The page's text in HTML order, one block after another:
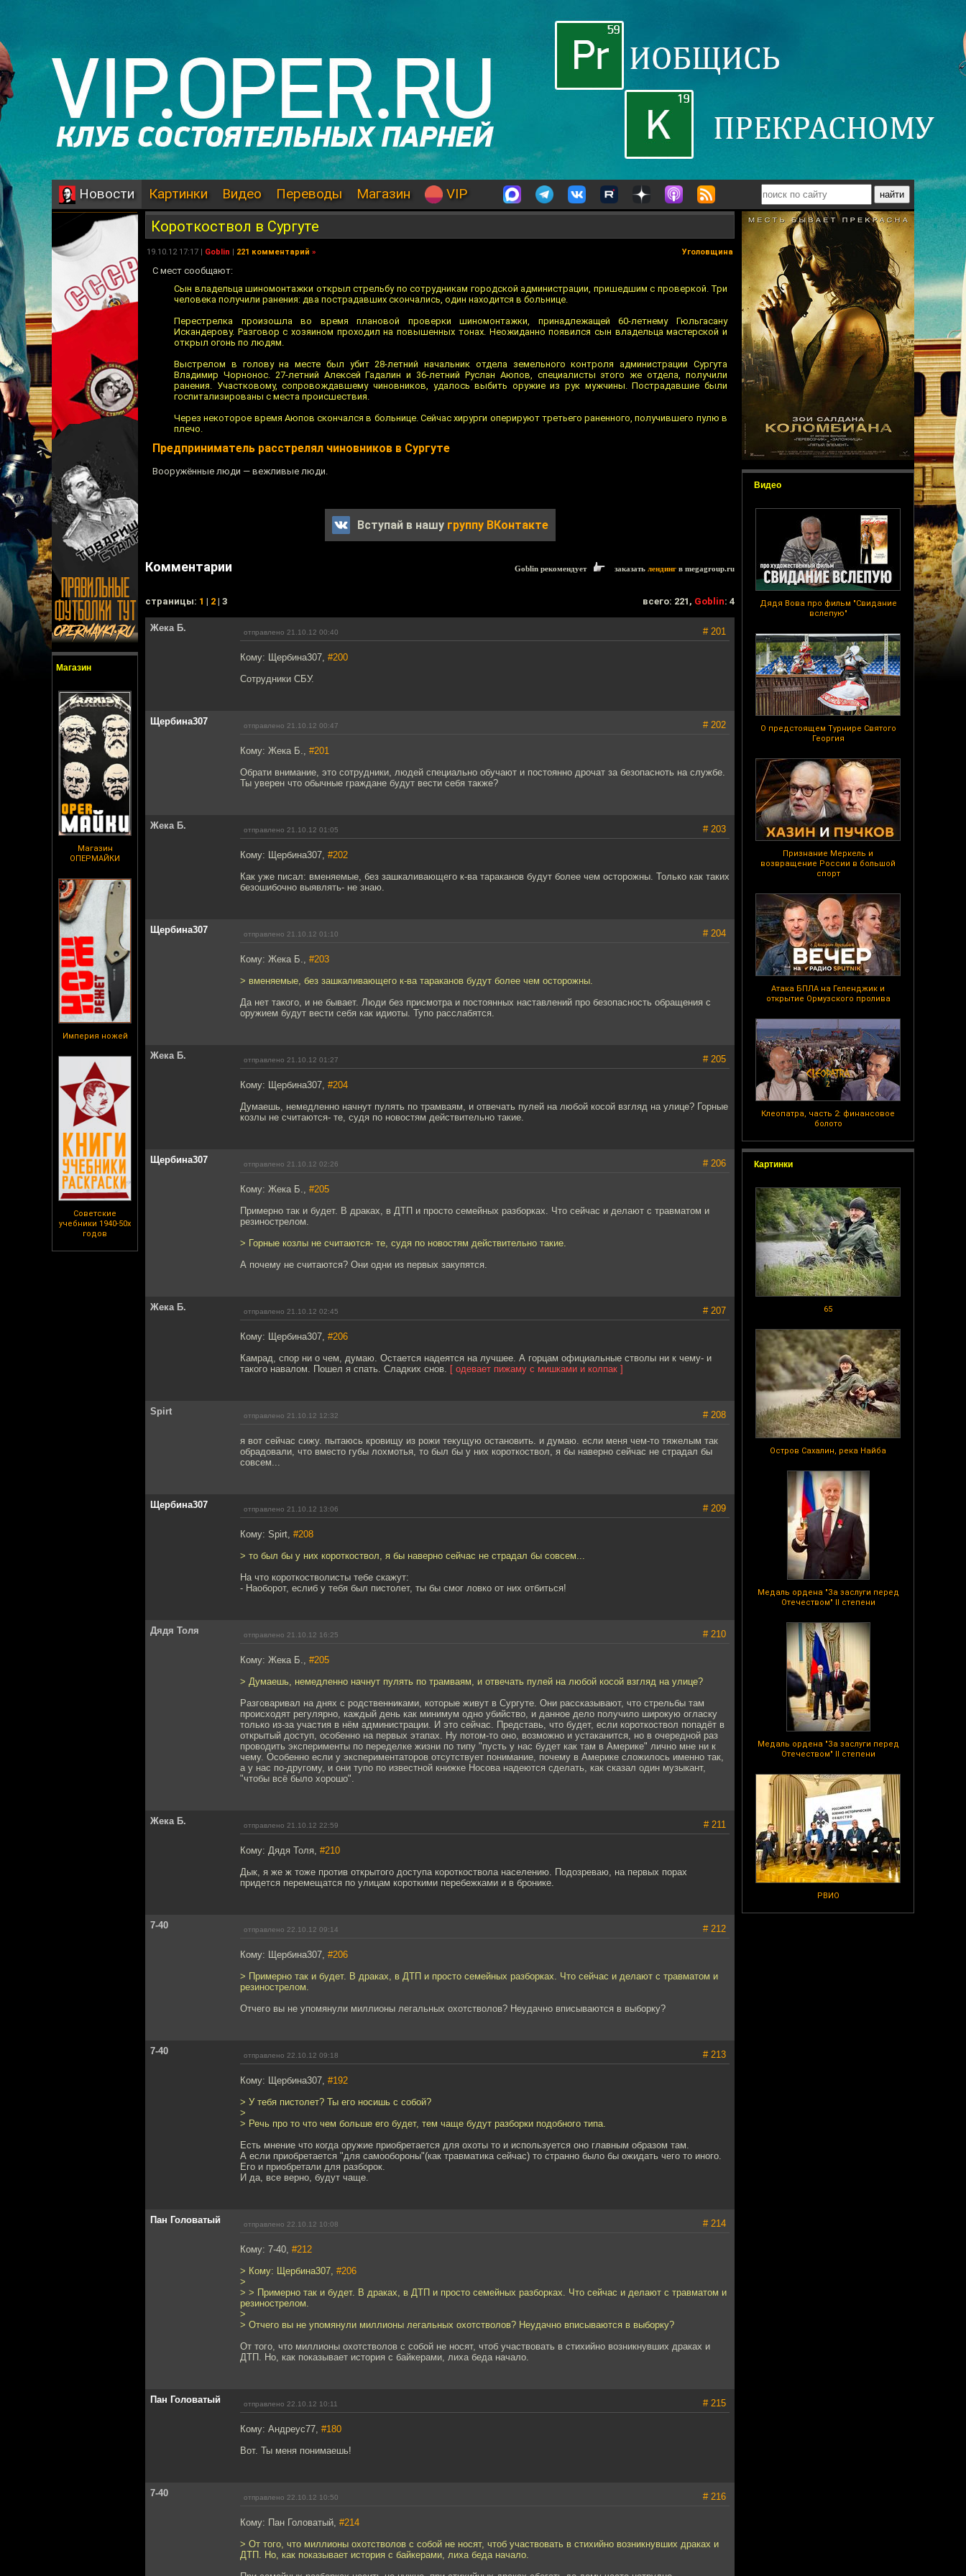
Новости Картинки Видео Переводы Магазин VIP
Магазин
Магазин
ОПЕРМАЙКИ
Империя ножей
Советские
учебники 1940-50х
годов
Видео
Дядя Вова про фильм "Свидание
вслепую"
О предстоящем Турнире Святого
Георгия
Признание Меркель и
возвращение России в большой
спорт
Атака БПЛА на Геленджик и
открытие Ормузского пролива
Клеопатра, часть 2: финансовое
болото
Картинки
65
Остров Сахалин, река Найба
Медаль ордена "За заслуги перед
Отечеством" II степени
Медаль ордена "За заслуги перед
Отечеством" II степени
РВИО
Короткоствол в Сургуте
19.10.12 17:17 | Goblin | 221 комментарий » Уголовщина
С мест сообщают:
Сын владельца шиномонтажки открыл стрельбу по сотрудникам городской администрации, пришедшим с проверкой. Три
человека получили ранения: два пострадавших скончались, один находится в больнице.
Перестрелка произошла во время плановой проверки шиномонтажки, принадлежащей 60-летнему Гюльгасану
Искандерову. Разговор с хозяином проходил на повышенных тонах. Неожиданно появился сын владельца мастерской и
открыл огонь по людям.
Выстрелом в голову на месте был убит 28-летний начальник отдела земельного контроля администрации Сургута
Владимир Чорнонос. 27-летний Алексей Гадалин и 36-летний Руслан Аюпов, специалисты этого же отдела, получили
ранения. Участковому, сопровождавшему чиновников, удалось выбить оружие из рук мужчины. Пострадавшие были
госпитализированы с места происшествия.
Через некоторое время Аюпов скончался в больнице. Сейчас хирурги оперируют третьего раненного, получившего пулю в
плечо.
Предприниматель расстрелял чиновников в Сургуте
Вооружённые люди — вежливые люди.
Вступай в нашу группу ВКонтакте
Комментарии Goblin рекомендует заказать лендинг в megagroup.ru
cтраницы: 1 | 2 | 3 всего: 221, Goblin: 4
Жека Б. отправлено 21.10.12 00:40 # 201
Кому: Щербина307, #200
Сотрудники СБУ.
Щербина307 отправлено 21.10.12 00:47 # 202
Кому: Жека Б., #201
Обрати внимание, это сотрудники, людей специально обучают и постоянно дрочат за безопасноть на службе.
Ты уверен что обычные граждане будут вести себя также?
Жека Б. отправлено 21.10.12 01:05 # 203
Кому: Щербина307, #202
Как уже писал: вменяемые, без зашкаливающего к-ва тараканов будут более чем осторожны. Только как таких
безошибочно выявлять- не знаю.
Щербина307 отправлено 21.10.12 01:10 # 204
Кому: Жека Б., #203
> вменяемые, без зашкаливающего к-ва тараканов будут более чем осторожны.
Да нет такого, и не бывает. Люди без присмотра и постоянных наставлений про безопасность обращения с
оружием будут вести себя как идиоты. Тупо расслабятся.
Жека Б. отправлено 21.10.12 01:27 # 205
Кому: Щербина307, #204
Думаешь, немедленно начнут пулять по трамваям, и отвечать пулей на любой косой взгляд на улице? Горные
козлы не считаются- те, судя по новостям действительно такие.
Щербина307 отправлено 21.10.12 02:26 # 206
Кому: Жека Б., #205
Примерно так и будет. В драках, в ДТП и просто семейных разборках. Что сейчас и делают с травматом и
резинострелом.
> Горные козлы не считаются- те, судя по новостям действительно такие.
А почему не считаются? Они одни из первых закупятся.
Жека Б. отправлено 21.10.12 02:45 # 207
Кому: Щербина307, #206
Камрад, спор ни о чем, думаю. Остается надеятся на лучшее. А горцам официальные стволы ни к чему- и
такого навалом. Пошел я спать. Сладких снов. [ одевает пижаму с мишками и колпак ]
Spirt отправлено 21.10.12 12:32 # 208
я вот сейчас сижу. пытаюсь кровищу из рожи текущую остановить. и думаю. если меня чем-то тяжелым так
обрадовали, что вместо губы лохмотья, то был бы у них короткоствол, я бы наверно сейчас не страдал бы
совсем...
Щербина307 отправлено 21.10.12 13:06 # 209
Кому: Spirt, #208
> то был бы у них короткоствол, я бы наверно сейчас не страдал бы совсем...
На что короткостволисты тебе скажут:
- Наоборот, еслиб у тебя был пистолет, ты бы смог ловко от них отбиться!
Дядя Толя отправлено 21.10.12 16:25 # 210
Кому: Жека Б., #205
> Думаешь, немедленно начнут пулять по трамваям, и отвечать пулей на любой косой взгляд на улице?
Разговаривал на днях с родственниками, которые живут в Сургуте. Они рассказывают, что стрельбы там
происходят регулярно, каждый день как минимум одно убийство, и данное дело получило широкую огласку
только из-за участия в нём администрации. И это сейчас. Представь, что будет, если короткоствол попадёт в
открытый доступ, особенно на первых этапах. Ну потом-то оно, возможно и устаканится, но в очередной раз
проводить эксперименты по переделке жизни по типу "пусть у нас будет как там в Америке" лично мне ни к
чему. Особенно если у экспериментаторов отсутствует понимание, почему в Америке сложилось именно так,
а у нас по-другому, и они тупо по известной книжке Носова надеются сделать, как сказал один музыкант,
"чтобы всё было хорошо".
Жека Б. отправлено 21.10.12 22:59 # 211
Кому: Дядя Толя, #210
Дык, я же ж тоже против открытого доступа короткоствола населению. Подозреваю, на первых порах
придется перемещатся по улицам короткими перебежками и в бронике.
7-40 отправлено 22.10.12 09:14 # 212
Кому: Щербина307, #206
> Примерно так и будет. В драках, в ДТП и просто семейных разборках. Что сейчас и делают с травматом и
резинострелом.
Отчего вы не упомянули миллионы легальных охотстволов? Неудачно вписываются в выборку?
7-40 отправлено 22.10.12 09:18 # 213
Кому: Щербина307, #192
> У тебя пистолет? Ты его носишь с собой?
>
> Речь про то что чем больше его будет, тем чаще будут разборки подобного типа.
Есть мнение что когда оружие приобретается для охоты то и используется оно главным образом там.
А если приобретается "для самообороны"(как травматика сейчас) то странно было бы ожидать чего то иного.
Его и приобретали для разборок.
И да, все верно, будут чаще.
Пан Головатый отправлено 22.10.12 10:08 # 214
Кому: 7-40, #212
> Кому: Щербина307, #206
>
> > Примерно так и будет. В драках, в ДТП и просто семейных разборках. Что сейчас и делают с травматом и
резинострелом.
>
> Отчего вы не упомянули миллионы легальных охотстволов? Неудачно вписываются в выборку?
От того, что миллионы охотстволов с собой не носят, чтоб участвовать в стихийно возникнувших драках и
ДТП. Но, как показывает история с байкерами, лиха беда начало.
Пан Головатый отправлено 22.10.12 10:11 # 215
Кому: Андреус77, #180
Вот. Ты меня понимаешь!
7-40 отправлено 22.10.12 10:50 # 216
Кому: Пан Головатый, #214
> От того, что миллионы охотстволов с собой не носят, чтоб участвовать в стихийно возникнувших драках и
ДТП. Но, как показывает история с байкерами, лиха беда начало.